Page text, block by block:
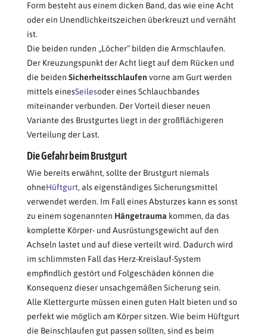
Form besteht aus einem dicken Band, das wie eine Acht
oder ein Unendlichkeitszeichen überkreuzt und vernäht
ist.
Die beiden runden „Löcher“ bilden die Armschlaufen.
Der Kreuzungspunkt der Acht liegt auf dem Rücken und
die beiden Sicherheitsschlaufen vorne am Gurt werden
mittels einesSeilesoder eines Schlauchbandes
miteinander verbunden. Der Vorteil dieser neuen
Variante des Brustgurtes liegt in der großflächigeren
Verteilung der Last.
Die Gefahr beim Brustgurt
Wie bereits erwähnt, sollte der Brustgurt niemals
ohneHüftgurt, als eigenständiges Sicherungsmittel
verwendet werden. Im Fall eines Absturzes kann es sonst
zu einem sogenannten Hängetrauma kommen, da das
komplette Körper- und Ausrüstungsgewicht auf den
Achseln lastet und auf diese verteilt wird. Dadurch wird
im schlimmsten Fall das Herz-Kreislauf-System
empfindlich gestört und Folgeschäden können die
Konsequenz dieser unsachgemäßen Sicherung sein.
Alle Klettergurte müssen einen guten Halt bieten und so
perfekt wie möglich am Körper sitzen. Wie beim Hüftgurt
die Beinschlaufen gut passen sollten, sind es beim